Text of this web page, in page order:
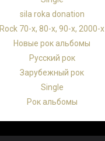
sila roka donation
Rock 70-х, 80-х, 90-х, 2000-х
Новые рок альбомы
Русский рок
Зарубежный рок
Single
Рок альбомы